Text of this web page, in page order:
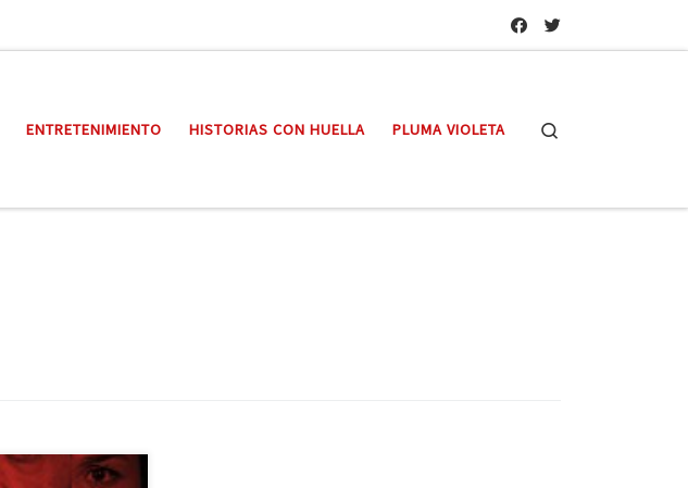
ENTRETENIMIENTO HISTORIAS CON HUELLA PLUMA VIOLETA